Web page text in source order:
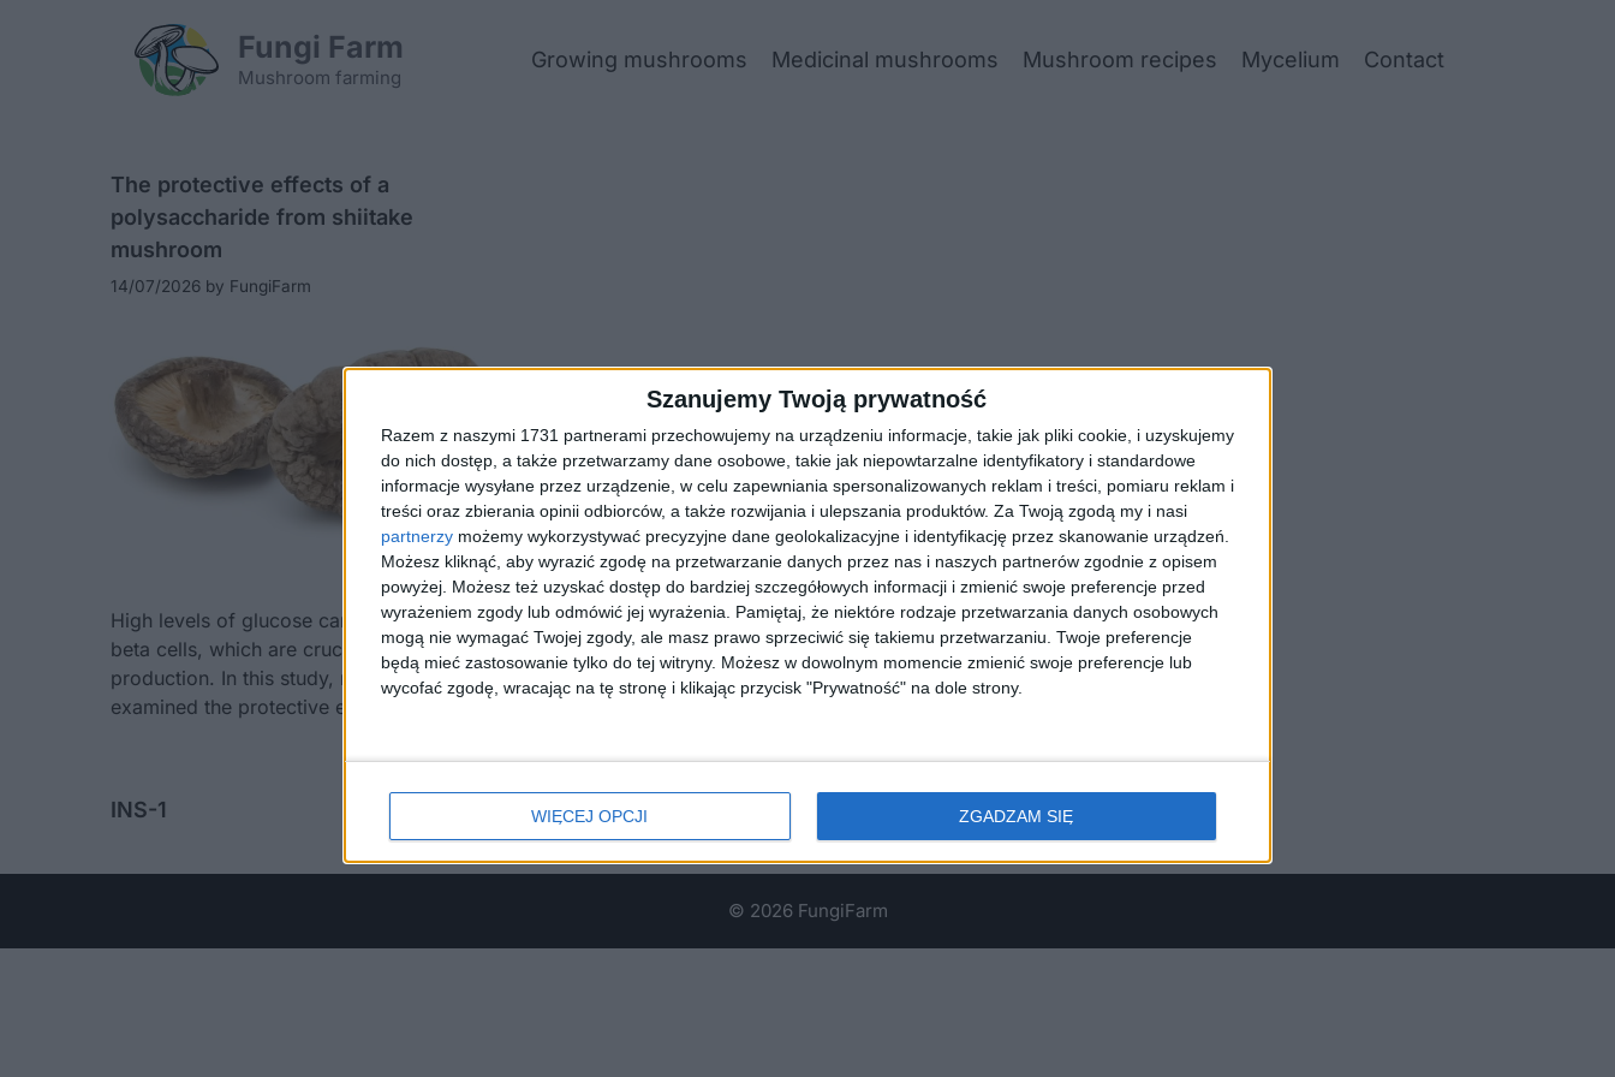
Szanujemy Twoją prywatność
Razem z naszymi 1731 partnerami przechowujemy na urządzeniu informacje, takie jak pliki cookie, i uzyskujemy
do nich dostęp, a także przetwarzamy dane osobowe, takie jak niepowtarzalne identyfikatory i standardowe
informacje wysyłane przez urządzenie, w celu zapewniania spersonalizowanych reklam i treści, pomiaru reklam i
treści oraz zbierania opinii odbiorców, a także rozwijania i ulepszania produktów. Za Twoją zgodą my i nasi
partnerzy możemy wykorzystywać precyzyjne dane geolokalizacyjne i identyfikację przez skanowanie urządzeń.
Możesz kliknąć, aby wyrazić zgodę na przetwarzanie danych przez nas i naszych partnerów zgodnie z opisem
powyżej. Możesz też uzyskać dostęp do bardziej szczegółowych informacji i zmienić swoje preferencje przed
wyrażeniem zgody lub odmówić jej wyrażenia.
Pamiętaj, że niektóre rodzaje przetwarzania danych osobowych
mogą nie wymagać Twojej zgody, ale masz prawo sprzeciwić się takiemu przetwarzaniu. Twoje preferencje
będą mieć zastosowanie tylko do tej witryny. Możesz w dowolnym momencie zmienić swoje preferencje lub
wycofać zgodę, wracając na tę stronę i klikając przycisk "Prywatność" na dole strony.
WIĘCEJ OPCJI ZGADZAM SIĘ
Fungi Farm
Mushroom farming
Growing mushrooms Medicinal mushrooms Mushroom recipes Mycelium Contact
The protective effects of a
polysaccharide from shiitake
mushroom
14/07/2026 by FungiFarm
High levels of glucose can be harmful to islet
beta cells, which are crucial for insulin
production. In this study, researchers
examined the protective effects
INS-1
© 2026 FungiFarm